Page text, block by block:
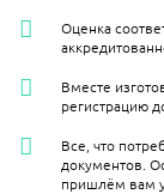
Оценка
Вместе
регистрацию
Все, что
документов.
пришлём вам